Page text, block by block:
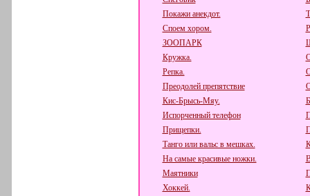
Покажи анекдот.
Споем хором.
ЗООПАРК
Кружка.
Репка.
Преодолей препятствие
Кис-Брысь-Мяу.
Испорченный телефон
Прищепки.
Танго или вальс в мешках.
На самые красивые ножки.
Маятники
Хоккей.